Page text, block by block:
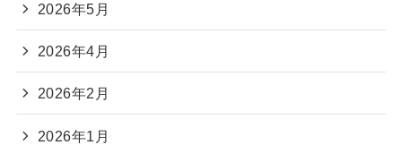
2026年5月
2026年4月
2026年2月
2026年1月